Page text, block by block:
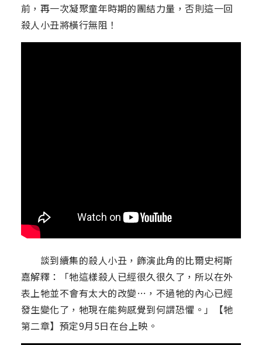
前，再一次凝聚童年時期的團結力量，否則這一回
殺人小丑將橫行無阻！
談到續集的殺人小丑，飾演此角的比爾史柯斯
嘉解釋：「牠這樣殺人已經很久很久了，所以在外
表上牠並不會有太大的改變…，不過牠的內心已經
發生變化了，牠現在能夠感覺到何謂恐懼。」【牠
第二章】預定9月5日在台上映。